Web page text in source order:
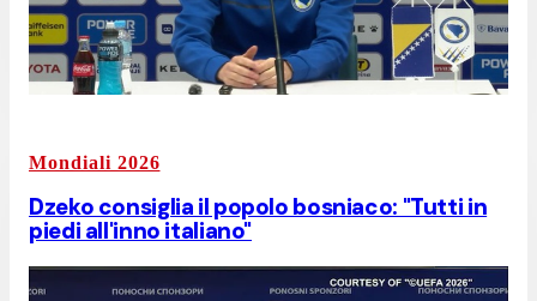
Mondiali 2026
Dzeko consiglia il popolo bosniaco: "Tutti in
piedi all'inno italiano"